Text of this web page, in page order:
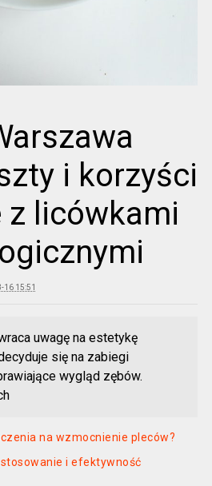
i korzyści
z licówkami
16 15:51
uwagę na estetykę
się na zabiegi
wygląd zębów.
na wzmocnienie pleców?
i efektywność